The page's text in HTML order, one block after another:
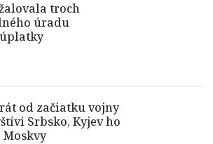
troch
úradu
od začiatku vojny
Srbsko, Kyjev ho
Moskvy